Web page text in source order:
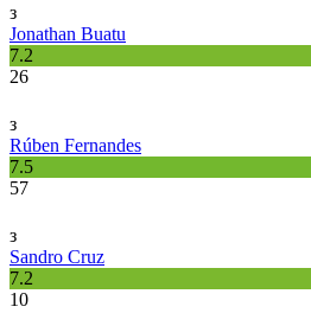
з
Jonathan Buatu
7.2
26
з
Rúben Fernandes
7.5
57
з
Sandro Cruz
7.2
10